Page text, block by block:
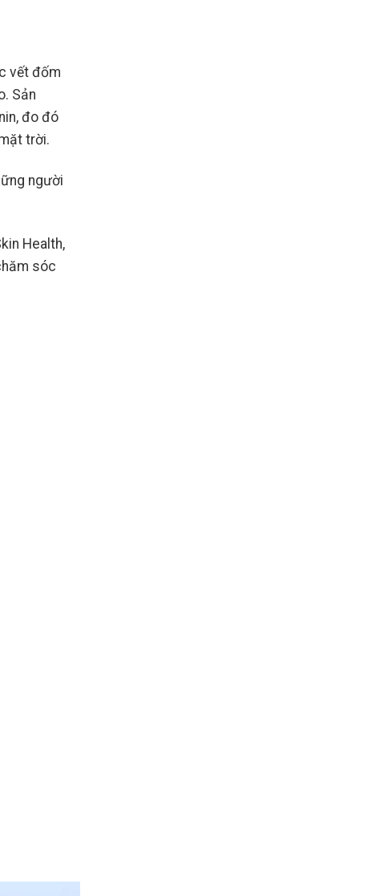
vết đốm
Sản
đo đó
trời.
người
Health,
sóc